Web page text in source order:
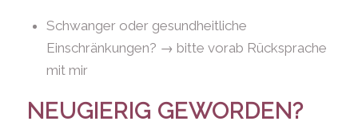
Schwanger oder gesundheitliche
Einschränkungen? → bitte vorab Rücksprache
mit mir
NEUGIERIG GEWORDEN?